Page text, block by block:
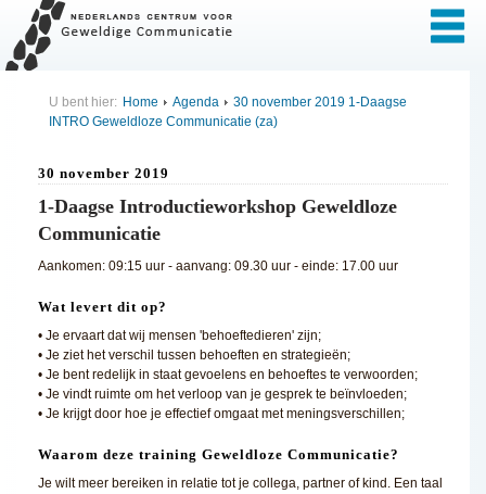
U bent hier: Home Agenda
30 november 2019 1-Daagse
INTRO Geweldloze Communicatie (za)
30 november 2019
1-Daagse Introductieworkshop Geweldloze
Communicatie
Aankomen: 09:15 uur - aanvang: 09.30 uur - einde: 17.00 uur
Wat levert dit op?
• Je ervaart dat wij mensen 'behoeftedieren' zijn;
• Je ziet het verschil tussen behoeften en strategieën;
• Je bent redelijk in staat gevoelens en behoeftes te verwoorden;
• Je vindt ruimte om het verloop van je gesprek te beïnvloeden;
• Je krijgt door hoe je effectief omgaat met meningsverschillen;
Waarom deze training Geweldloze Communicatie?
Je wilt meer bereiken in relatie tot je collega, partner of kind. Een taal